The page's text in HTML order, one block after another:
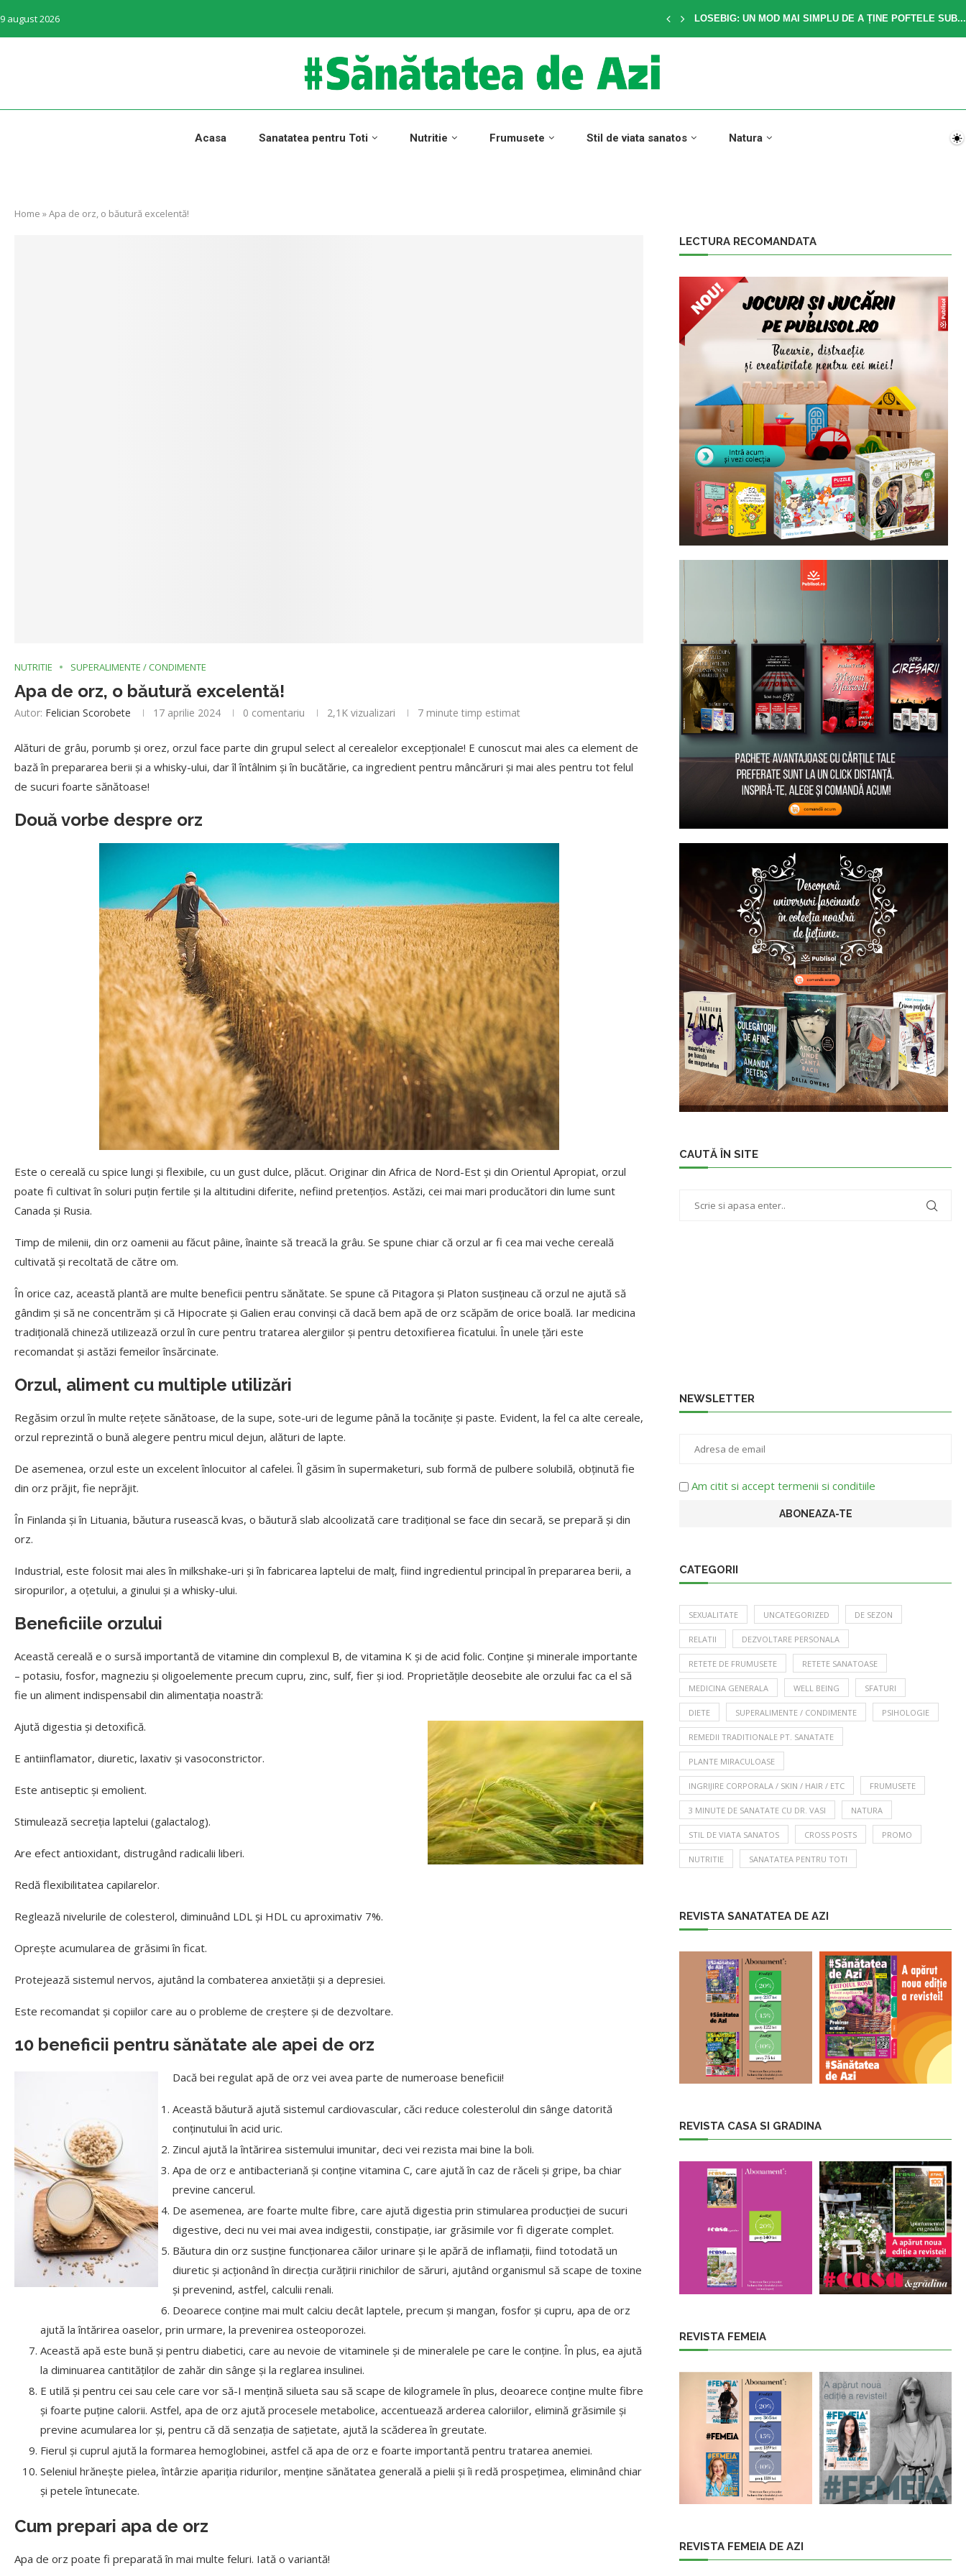
9 august 2026 LOSEBIG: UN MOD MAI SIMPLU DE A ȚINE POFTELE SUB...
Acasa Sanatatea pentru Toti Nutritie Frumusete Stil de viata sanatos Natura
Home »Apa de orz, o băutură excelentă!
NUTRITIE SUPERALIMENTE / CONDIMENTE
Apa de orz, o băutură excelentă!
Autor: Felician Scorobete 17 aprilie 2024 0 comentariu 2,1K vizualizari 7 minute timp estimat
Alături de grâu, porumb și orez, orzul face parte din grupul select al cerealelor excepționale! E cunoscut mai ales ca element de
bază în prepararea berii și a whisky-ului, dar îl întâlnim și în bucătărie, ca ingredient pentru mâncăruri și mai ales pentru tot felul
de sucuri foarte sănătoase!
Două vorbe despre orz
Este o cereală cu spice lungi și flexibile, cu un gust dulce, plăcut. Originar din Africa de Nord-Est și din Orientul Apropiat, orzul
poate fi cultivat în soluri puțin fertile și la altitudini diferite, nefiind pretențios. Astăzi, cei mai mari producători din lume sunt
Canada și Rusia.
Timp de milenii, din orz oamenii au făcut pâine, înainte să treacă la grâu. Se spune chiar că orzul ar fi cea mai veche cereală
cultivată și recoltată de către om.
În orice caz, această plantă are multe beneficii pentru sănătate. Se spune că Pitagora și Platon susțineau că orzul ne ajută să
gândim și să ne concentrăm și că Hipocrate și Galien erau convinși că dacă bem apă de orz scăpăm de orice boală. Iar medicina
tradițională chineză utilizează orzul în cure pentru tratarea alergiilor și pentru detoxifierea ficatului. În unele țări este
recomandat și astăzi femeilor însărcinate.
Orzul, aliment cu multiple utilizări
Regăsim orzul în multe rețete sănătoase, de la supe, sote-uri de legume până la tocănițe și paste. Evident, la fel ca alte cereale,
orzul reprezintă o bună alegere pentru micul dejun, alături de lapte.
De asemenea, orzul este un excelent înlocuitor al cafelei. Îl găsim în supermaketuri, sub formă de pulbere solubilă, obținută fie
din orz prăjit, fie neprăjit.
În Finlanda și în Lituania, băutura rusească kvas, o băutură slab alcoolizată care tradițional se face din secară, se prepară și din
orz.
Industrial, este folosit mai ales în milkshake-uri și în fabricarea laptelui de malț, fiind ingredientul principal în prepararea berii, a
siropurilor, a oțetului, a ginului și a whisky-ului.
Beneficiile orzului
Această cereală e o sursă importantă de vitamine din complexul B, de vitamina K și de acid folic. Conține și minerale importante
– potasiu, fosfor, magneziu și oligoelemente precum cupru, zinc, sulf, fier și iod. Proprietățile deosebite ale orzului fac ca el să
fie un aliment indispensabil din alimentația noastră:
Ajută digestia și detoxifică.
E antiinflamator, diuretic, laxativ și vasoconstrictor.
Este antiseptic și emolient.
Stimulează secreția laptelui (galactalog).
Are efect antioxidant, distrugând radicalii liberi.
Redă flexibilitatea capilarelor.
Reglează nivelurile de colesterol, diminuând LDL și HDL cu aproximativ 7%.
Oprește acumularea de grăsimi în ficat.
Protejează sistemul nervos, ajutând la combaterea anxietății și a depresiei.
Este recomandat și copiilor care au o probleme de creștere și de dezvoltare.
10 beneficii pentru sănătate ale apei de orz
Dacă bei regulat apă de orz vei avea parte de numeroase beneficii!
Această băutură ajută sistemul cardiovascular, căci reduce colesterolul din sânge datorită
conținutului în acid uric.
Zincul ajută la întărirea sistemului imunitar, deci vei rezista mai bine la boli.
Apa de orz e antibacteriană și conține vitamina C, care ajută în caz de răceli și gripe, ba chiar
previne cancerul.
De asemenea, are foarte multe fibre, care ajută digestia prin stimularea producției de sucuri
digestive, deci nu vei mai avea indigestii, constipație, iar grăsimile vor fi digerate complet.
Băutura din orz susține funcționarea căilor urinare și le apără de inflamații, fiind totodată un
diuretic și acționând în direcția curățirii rinichilor de săruri, ajutând organismul să scape de toxine
și prevenind, astfel, calculii renali.
Deoarece conține mai mult calciu decât laptele, precum și mangan, fosfor și cupru, apa de orz
ajută la întărirea oaselor, prin urmare, la prevenirea osteoporozei.
Această apă este bună și pentru diabetici, care au nevoie de vitaminele și de mineralele pe care le conține. În plus, ea ajută
la diminuarea cantităților de zahăr din sânge și la reglarea insulinei.
E utilă și pentru cei sau cele care vor să-I mențină silueta sau să scape de kilogramele în plus, deoarece conține multe fibre
și foarte puține calorii. Astfel, apa de orz ajută procesele metabolice, accentuează arderea caloriilor, elimină grăsimile și
previne acumularea lor și, pentru că dă senzația de sațietate, ajută la scăderea în greutate.
Fierul și cuprul ajută la formarea hemoglobinei, astfel că apa de orz e foarte importantă pentru tratarea anemiei.
Seleniul hrănește pielea, întârzie apariția ridurilor, menține sănătatea generală a pielii și îi redă prospețimea, eliminând chiar
și petele întunecate.
Cum prepari apa de orz
Apa de orz poate fi preparată în mai multe feluri. Iată o variantă!
LECTURA RECOMANDATA
CAUTĂ ÎN SITE
NEWSLETTER
Am citit si accept termenii si conditiile
CATEGORII
SEXUALITATE UNCATEGORIZED DE SEZON
RELATII DEZVOLTARE PERSONALA
RETETE DE FRUMUSETE RETETE SANATOASE
MEDICINA GENERALA WELL BEING SFATURI
DIETE SUPERALIMENTE / CONDIMENTE PSIHOLOGIE
REMEDII TRADITIONALE PT. SANATATE
PLANTE MIRACULOASE
INGRIJIRE CORPORALA / SKIN / HAIR / ETC FRUMUSETE
3 MINUTE DE SANATATE CU DR. VASI NATURA
STIL DE VIATA SANATOS CROSS POSTS PROMO
NUTRITIE SANATATEA PENTRU TOTI
REVISTA SANATATEA DE AZI
REVISTA CASA SI GRADINA
REVISTA FEMEIA
REVISTA FEMEIA DE AZI